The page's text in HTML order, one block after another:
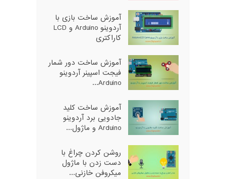
آموزش ساخت بازی با
آردوینو Arduino و LCD
کاراکتری
آموزش ساخت دور شمار
فیجت اسپینر آردوینو
Arduino...
آموزش ساخت کلید
جادویی برد آردوینو
Arduino و ماژول...
روشن کردن چراغ با
دست زدن با ماژول
میکروفن خازنی...